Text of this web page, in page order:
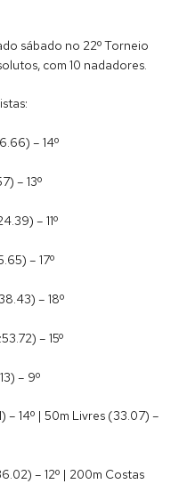
sábado no 22º Torneio
com 10 nadadores.
– 14º
– 13º
– 11º
– 17º
– 18º
– 15º
– 9º
– 14º | 50m Livres (33.07) –
– 12º | 200m Costas